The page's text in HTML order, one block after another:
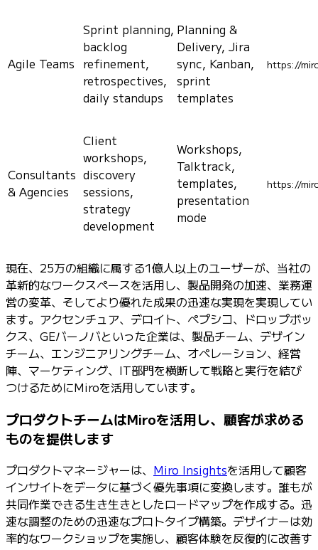
Agile Teams
Sprint planning,
backlog
refinement,
retrospectives,
daily standups
Planning &
Delivery, Jira
sync, Kanban,
sprint
templates
https://
Consultants
& Agencies
Client
workshops,
discovery
sessions,
strategy
development
Workshops,
Talktrack,
templates,
presentation
mode
https://
現在、25万の組織に属する1億人以上のユーザーが、当社の
革新的なワークスペースを活用し、製品開発の加速、業務運
営の変革、そしてより優れた成果の迅速な実現を実現してい
ます。アクセンチュア、デロイト、ペプシコ、ドロップボッ
クス、GEバーノバといった企業は、製品チーム、デザイン
チーム、エンジニアリングチーム、オペレーション、経営
陣、マーケティング、IT部門を横断して戦略と実行を結び
つけるためにMiroを活用しています。
プロダクトチームはMiroを活用し、顧客が求める
ものを提供します
プロダクトマネージャーは、 Miro Insightsを活用して顧客
インサイトをデータに基づく優先事項に変換します。誰もが
共同作業できる生き生きとしたロードマップを作成する。迅
速な調整のための迅速なプロトタイプ構築。デザイナーは効
率的なワークショップを実施し、顧客体験を反復的に改善す